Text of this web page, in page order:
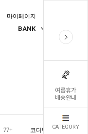
여름휴가
배송안내
CATEGORY
마이페이지
BANK
77+ 코디템 오늘발송